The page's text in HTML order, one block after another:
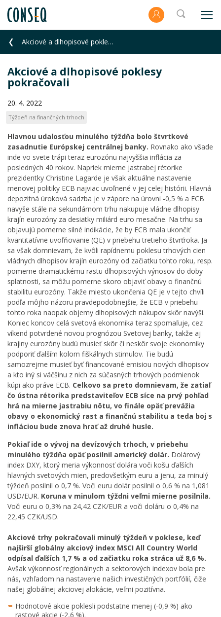
Akciové a dlhopisové poklesy pokračovali
Akciové a dlhopisové poklesy
pokračovali
20. 4. 2022
Týždeň na finančných trhoch
Hlavnou udalosťou minulého týždňa bolo štvrtkové
zasadnutie Európskej centrálnej banky. Rovnako ako všade
inde vo svete trápi teraz eurozónu najvyššia inflácia za
posledných 40 rokov. Napriek mierne jastrabej rétorike
prezidentky Christine Lagarde je však aktuálne nastavenie
menovej politiky ECB najviac uvoľnené v jej celej histórii. Hlavná
depozitná úroková sadzba je v zápore na úrovni -0,5 % a ECB
navyše stále na sekundárnom trhu nakupuje vládne dlhopisy
krajín eurozóny za desiatky miliárd euro mesačne. Na trhu sa
objavujú pomerne silné indikácie, že by ECB mala ukončiť
kvantitatívne uvoľňovanie (QE) v priebehu tretieho štvrťroka. Ja
sa však domnievam, že kvôli rapídnemu poklesu trhových cien
vládnych dlhopisov krajín eurozóny od začiatku tohto roku, resp.
pomerne dramatickému rastu dlhopisových výnosov do doby
splatnosti, sa môžu pomerne skoro objaviť obavy o finančnú
stabilitu eurozóny. Takže miesto ukončenia QE je v tejto chvíli
podľa môjho názoru pravdepodobnejšie, že ECB v priebehu
tohto roka naopak objemy dlhopisových nákupov skôr navýši.
Koniec koncov celá svetová ekonomika teraz spomaľuje, cez
víkend potvrdené novou prognózou Svetovej banky, takže aj
krajiny eurozóny budú musieť skôr či neskôr svoje ekonomiky
podporiť ďalším kolom fiškálnych stimulov. Tie budú
samozrejme musieť byť financované emisiou nových dlhopisov
a kto iný si väčšinu z nich za súčasných trhových podmienok
kúpi ako práve ECB. Celkovo sa preto domnievam, že zatiaľ
čo ústna rétorika predstaviteľov ECB síce na prvý pohľad
hrá na mierne jastrabiu nôtu, vo finále opäť prevážia
obavy o ekonomický rast a finančnú stabilitu a teda boj s
infláciou bude znova hrať až druhé husle.
Pokiaľ ide o vývoj na devízových trhoch, v priebehu
minulého týždňa opäť posilnil americký dolár. Dolárový
index DXY, ktorý meria výkonnosť dolára voči košu ďalších
hlavných svetových mien, predovšetkým euru a jenu, za minulý
týždeň posilnil o 0,7 %. Voči euru dolár posilnil o 0,6 % na 1,081
USD/EUR. Koruna v minulom týždni veľmi mierne posilnila.
Voči euru o 0,3% na 24,42 CZK/EUR a voči doláru o 0,4% na
22,45 CZK/USD.
Akciové trhy pokračovali minulý týždeň v poklese, keď
najširší globálny akciový index MSCI All Country World
odpísal ďalších 1,7 % a od začiatku roka stráca už 8,6 %.
Avšak výkonnosť regionálnych a sektorových indexov bola pre
nás, vzhľadom na nastavenie našich investičných portfólií, čiže
našej globálnej akciovej alokácie, veľmi pozitívna.
Hodnotové akcie poklesli podstatne menej (-0,9 %) ako
rastové akcie (-2,6 %).